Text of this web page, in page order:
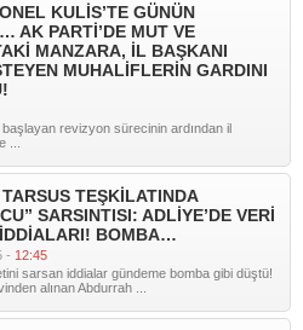
KULİS’TE GÜNÜN
AK PARTİ’DE MUT VE
MANZARA, İL BAŞKANI
MUHALİFLERİN GARDINI
revizyon sürecinin ardından il
...
TEŞKİLATINDA
SARSINTISI: ADLİYE’DE VERİ
BOMBA…
- 12:45
sarsan iddialar gündeme bomba gibi düştü!
alınan Abdurrah ...